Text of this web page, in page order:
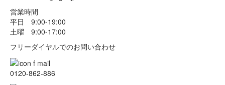
営業時間
平日 9:00-19:00
土曜 9:00-17:00
フリーダイヤルでのお問い合わせ
0120-862-886